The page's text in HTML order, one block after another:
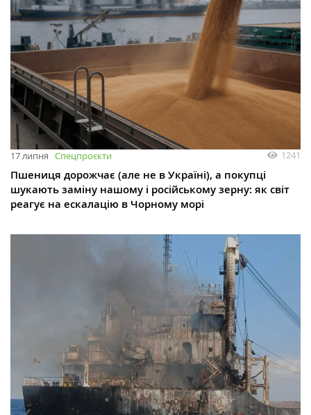
17 липня Спецпроєкти 1241
Пшениця дорожчає (але не в Україні), а покупці
шукають заміну нашому і російському зерну: як світ
реагує на ескалацію в Чорному морі